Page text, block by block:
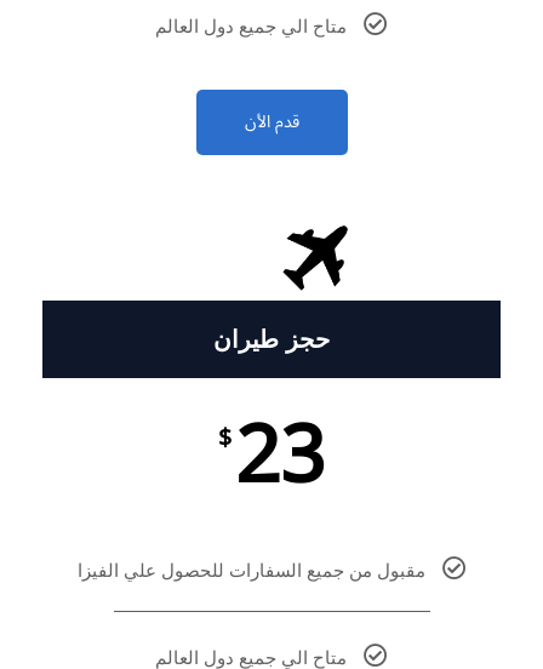
متاح الي جميع دول العالم
قدم الأن
حجز طيران
23
$
مقبول من جميع السفارات للحصول علي الفيزا
متاح الي جميع دول العالم